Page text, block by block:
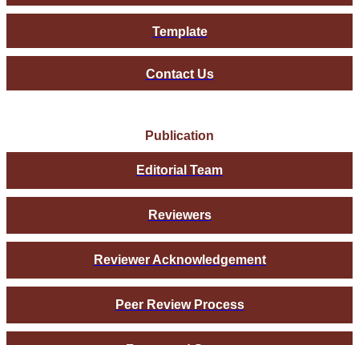
Template
Contact Us
Publication
Editorial Team
Reviewers
Reviewer Acknowledgement
Peer Review Process